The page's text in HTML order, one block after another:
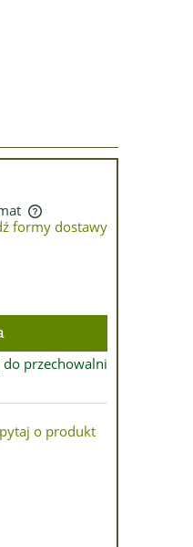
formy dostawy
przechowalni
o produkt